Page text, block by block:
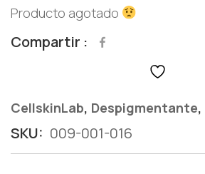
Producto agotado
Compartir
CellskinLab, Despigmentante,
SKU: 009-001-016